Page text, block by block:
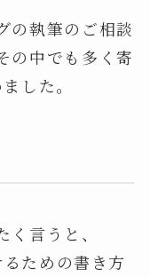
の執筆のご相談
の中でも多く寄
した。
言うと、
ための書き方